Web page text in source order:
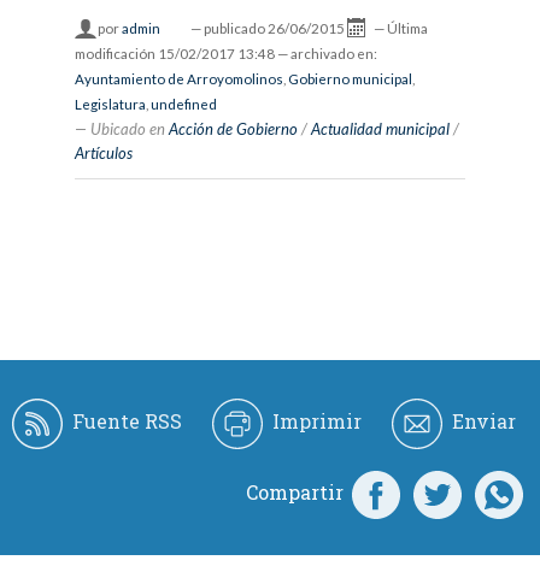
poradmin — publicado 26/06/2015 — Última
modificación 15/02/2017 13:48 — archivado en:
Ayuntamiento de Arroyomolinos Gobierno municipal
Legislatura undefined
Ubicado en Acción de Gobierno /Actualidad municipal /
Artículos
Fuente RSS Imprimir Enviar
Compartir